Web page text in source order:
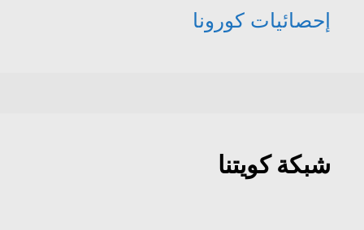
إحصائيات كورونا
شبكة كويتنا